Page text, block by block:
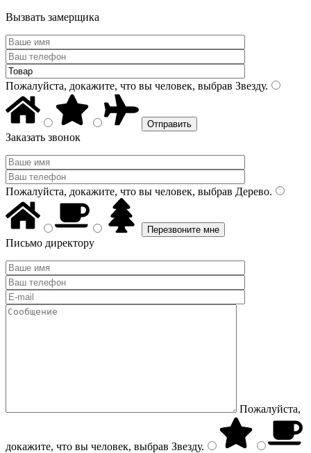
Вызвать замерщика
Пожалуйста, докажите, что вы человек, выбрав Звезду.
Заказать звонок
Пожалуйста, докажите, что вы человек, выбрав Дерево.
Письмо директору
Пожалуйста,
докажите, что вы человек, выбрав Звезду.